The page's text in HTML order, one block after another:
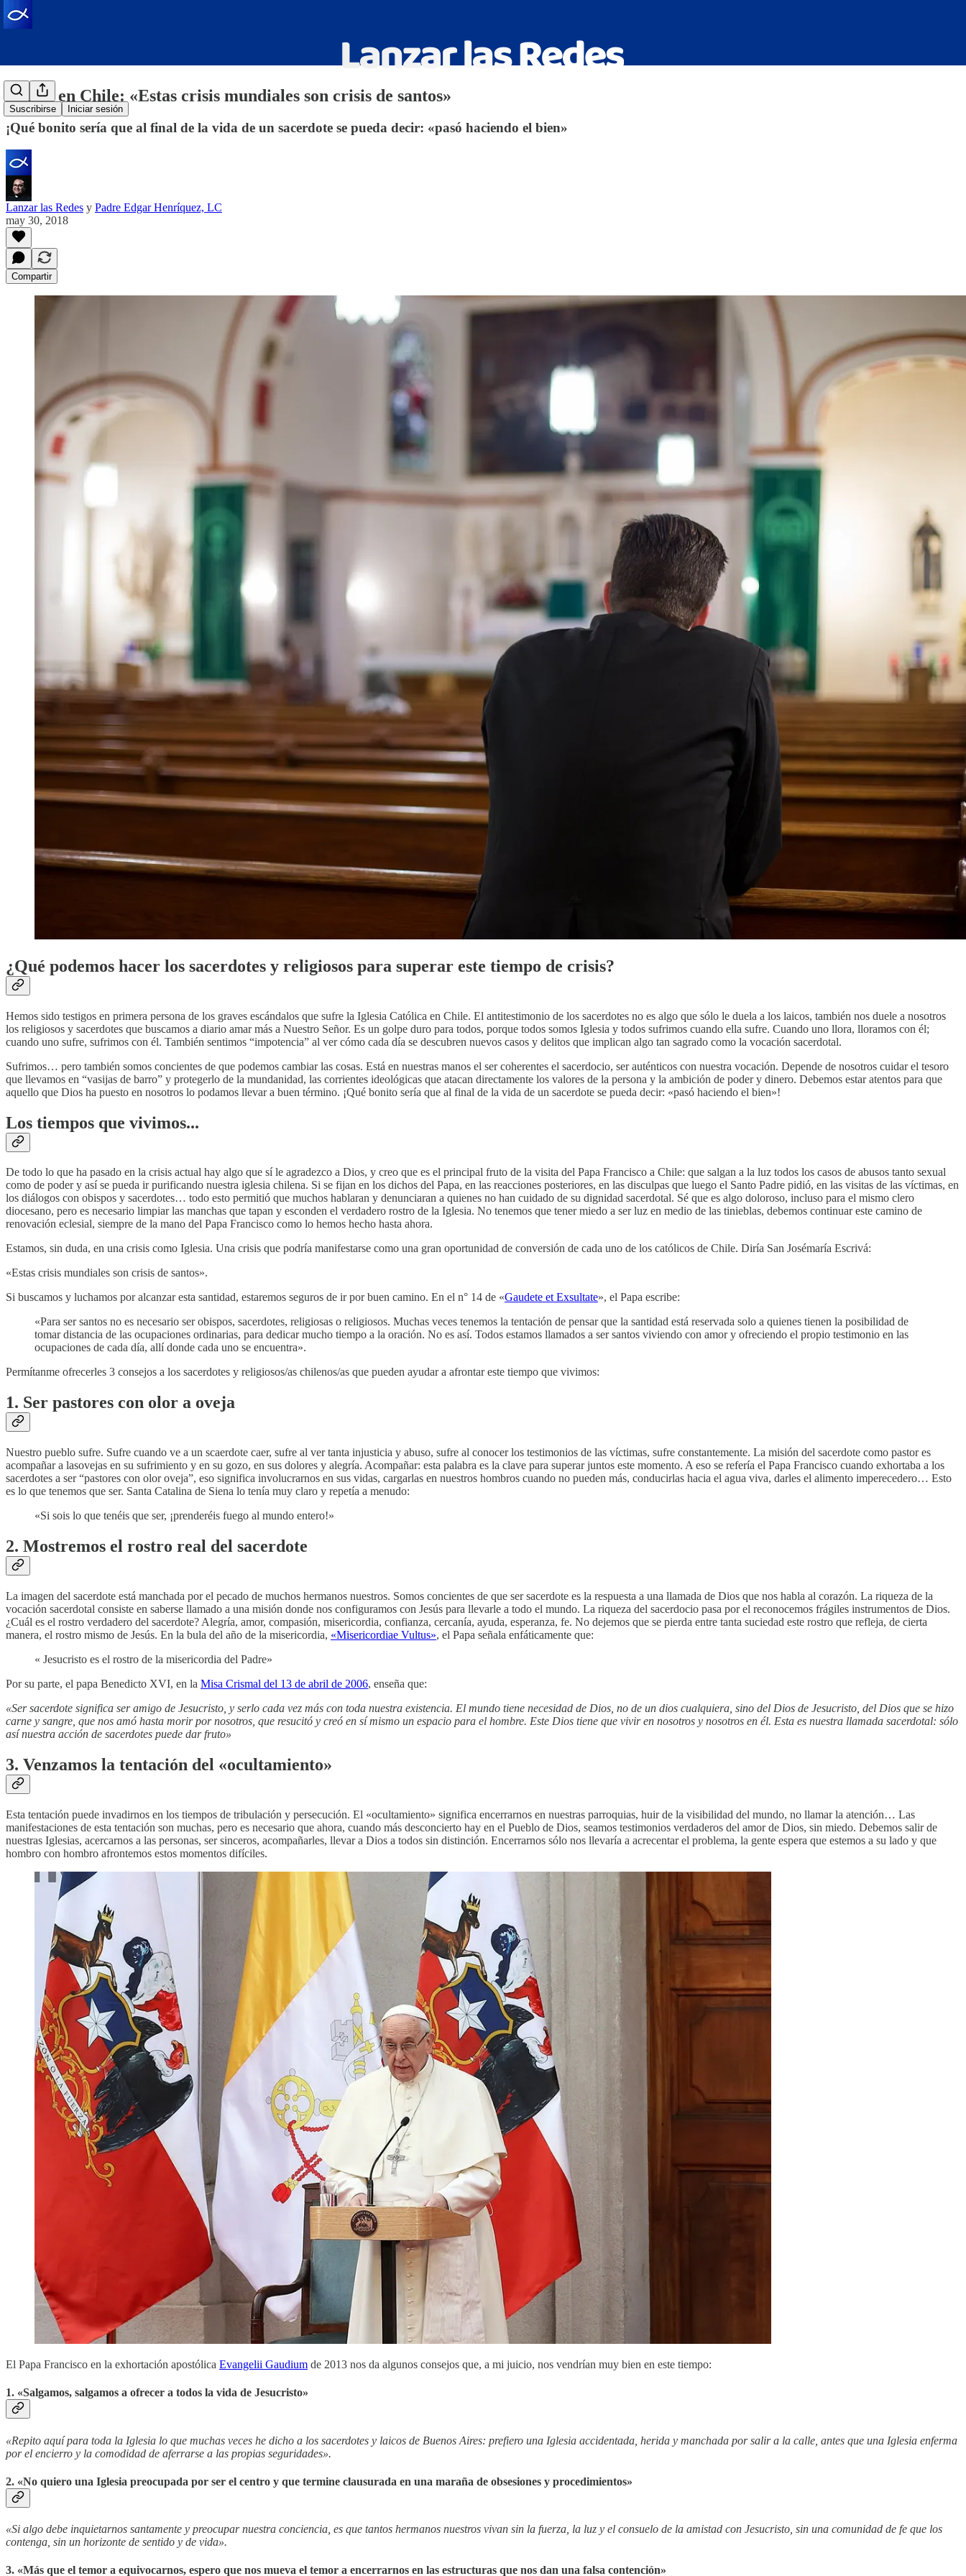
Suscribirse Iniciar sesión
Iglesia en Chile: «Estas crisis mundiales son crisis de santos»
¡Qué bonito sería que al final de la vida de un sacerdote se pueda decir: «pasó haciendo el bien»
Lanzar las Redes y Padre Edgar Henríquez, LC
may 30, 2018
Compartir
¿Qué podemos hacer los sacerdotes y religiosos para superar este tiempo de crisis?
Hemos sido testigos en primera persona de los graves escándalos que sufre la Iglesia Católica en Chile. El antitestimonio de los sacerdotes no es algo que sólo le duela a los laicos, también nos duele a nosotros
los religiosos y sacerdotes que buscamos a diario amar más a Nuestro Señor. Es un golpe duro para todos, porque todos somos Iglesia y todos sufrimos cuando ella sufre. Cuando uno llora, lloramos con él;
cuando uno sufre, sufrimos con él. También sentimos “impotencia” al ver cómo cada día se descubren nuevos casos y delitos que implican algo tan sagrado como la vocación sacerdotal.
Sufrimos… pero también somos concientes de que podemos cambiar las cosas. Está en nuestras manos el ser coherentes el sacerdocio, ser auténticos con nuestra vocación. Depende de nosotros cuidar el tesoro
que llevamos en “vasijas de barro” y protegerlo de la mundanidad, las corrientes ideológicas que atacan directamente los valores de la persona y la ambición de poder y dinero. Debemos estar atentos para que
aquello que Dios ha puesto en nosotros lo podamos llevar a buen término. ¡Qué bonito sería que al final de la vida de un sacerdote se pueda decir: «pasó haciendo el bien»!
Los tiempos que vivimos...
De todo lo que ha pasado en la crisis actual hay algo que sí le agradezco a Dios, y creo que es el principal fruto de la visita del Papa Francisco a Chile: que salgan a la luz todos los casos de abusos tanto sexual
como de poder y así se pueda ir purificando nuestra iglesia chilena. Si se fijan en los dichos del Papa, en las reacciones posteriores, en las disculpas que luego el Santo Padre pidió, en las visitas de las víctimas, en
los diálogos con obispos y sacerdotes… todo esto permitió que muchos hablaran y denunciaran a quienes no han cuidado de su dignidad sacerdotal. Sé que es algo doloroso, incluso para el mismo clero
diocesano, pero es necesario limpiar las manchas que tapan y esconden el verdadero rostro de la Iglesia. No tenemos que tener miedo a ser luz en medio de las tinieblas, debemos continuar este camino de
renovación eclesial, siempre de la mano del Papa Francisco como lo hemos hecho hasta ahora.
Estamos, sin duda, en una crisis como Iglesia. Una crisis que podría manifestarse como una gran oportunidad de conversión de cada uno de los católicos de Chile. Diría San Josémaría Escrivá:
«Estas crisis mundiales son crisis de santos».
Si buscamos y luchamos por alcanzar esta santidad, estaremos seguros de ir por buen camino. En el n° 14 de «Gaudete et Exsultate», el Papa escribe:
«Para ser santos no es necesario ser obispos, sacerdotes, religiosas o religiosos. Muchas veces tenemos la tentación de pensar que la santidad está reservada solo a quienes tienen la posibilidad de
tomar distancia de las ocupaciones ordinarias, para dedicar mucho tiempo a la oración. No es así. Todos estamos llamados a ser santos viviendo con amor y ofreciendo el propio testimonio en las
ocupaciones de cada día, allí donde cada uno se encuentra».
Permítanme ofrecerles 3 consejos a los sacerdotes y religiosos/as chilenos/as que pueden ayudar a afrontar este tiempo que vivimos:
1. Ser pastores con olor a oveja
Nuestro pueblo sufre. Sufre cuando ve a un scaerdote caer, sufre al ver tanta injusticia y abuso, sufre al conocer los testimonios de las víctimas, sufre constantemente. La misión del sacerdote como pastor es
acompañar a lasovejas en su sufrimiento y en su gozo, en sus dolores y alegría. Acompañar: esta palabra es la clave para superar juntos este momento. A eso se refería el Papa Francisco cuando exhortaba a los
sacerdotes a ser “pastores con olor oveja”, eso significa involucrarnos en sus vidas, cargarlas en nuestros hombros cuando no pueden más, conducirlas hacia el agua viva, darles el alimento imperecedero… Esto
es lo que tenemos que ser. Santa Catalina de Siena lo tenía muy claro y repetía a menudo:
«Si sois lo que tenéis que ser, ¡prenderéis fuego al mundo entero!»
2. Mostremos el rostro real del sacerdote
La imagen del sacerdote está manchada por el pecado de muchos hermanos nuestros. Somos concientes de que ser sacerdote es la respuesta a una llamada de Dios que nos habla al corazón. La riqueza de la
vocación sacerdotal consiste en saberse llamado a una misión donde nos configuramos con Jesús para llevarle a todo el mundo. La riqueza del sacerdocio pasa por el reconocemos frágiles instrumentos de Dios.
¿Cuál es el rostro verdadero del sacerdote? Alegría, amor, compasión, misericordia, confianza, cercanía, ayuda, esperanza, fe. No dejemos que se pierda entre tanta suciedad este rostro que refleja, de cierta
manera, el rostro mismo de Jesús. En la bula del año de la misericordia, «Misericordiae Vultus», el Papa señala enfáticamente que:
« Jesucristo es el rostro de la misericordia del Padre»
Por su parte, el papa Benedicto XVI, en la Misa Crismal del 13 de abril de 2006, enseña que:
«Ser sacerdote significa ser amigo de Jesucristo, y serlo cada vez más con toda nuestra existencia. El mundo tiene necesidad de Dios, no de un dios cualquiera, sino del Dios de Jesucristo, del Dios que se hizo
carne y sangre, que nos amó hasta morir por nosotros, que resucitó y creó en sí mismo un espacio para el hombre. Este Dios tiene que vivir en nosotros y nosotros en él. Esta es nuestra llamada sacerdotal: sólo
así nuestra acción de sacerdotes puede dar fruto»
3. Venzamos la tentación del «ocultamiento»
Esta tentación puede invadirnos en los tiempos de tribulación y persecución. El «ocultamiento» significa encerrarnos en nuestras parroquias, huir de la visibilidad del mundo, no llamar la atención… Las
manifestaciones de esta tentación son muchas, pero es necesario que ahora, cuando más desconcierto hay en el Pueblo de Dios, seamos testimonios verdaderos del amor de Dios, sin miedo. Debemos salir de
nuestras Iglesias, acercarnos a las personas, ser sinceros, acompañarles, llevar a Dios a todos sin distinción. Encerrarnos sólo nos llevaría a acrecentar el problema, la gente espera que estemos a su lado y que
hombro con hombro afrontemos estos momentos difíciles.
El Papa Francisco en la exhortación apostólica Evangelii Gaudium de 2013 nos da algunos consejos que, a mi juicio, nos vendrían muy bien en este tiempo:
1. «Salgamos, salgamos a ofrecer a todos la vida de Jesucristo»
«Repito aquí para toda la Iglesia lo que muchas veces he dicho a los sacerdotes y laicos de Buenos Aires: prefiero una Iglesia accidentada, herida y manchada por salir a la calle, antes que una Iglesia enferma
por el encierro y la comodidad de aferrarse a las propias seguridades».
2. «No quiero una Iglesia preocupada por ser el centro y que termine clausurada en una maraña de obsesiones y procedimientos»
«Si algo debe inquietarnos santamente y preocupar nuestra conciencia, es que tantos hermanos nuestros vivan sin la fuerza, la luz y el consuelo de la amistad con Jesucristo, sin una comunidad de fe que los
contenga, sin un horizonte de sentido y de vida».
3. «Más que el temor a equivocarnos, espero que nos mueva el temor a encerrarnos en las estructuras que nos dan una falsa contención»